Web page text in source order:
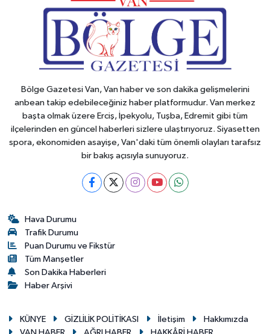
Bölge Gazetesi Van, Van haber ve son dakika gelişmelerini
anbean takip edebileceğiniz haber platformudur. Van merkez
başta olmak üzere Erciş, İpekyolu, Tuşba, Edremit gibi tüm
ilçelerinden en güncel haberleri sizlere ulaştırıyoruz. Siyasetten
spora, ekonomiden asayişe, Van'daki tüm önemli olayları tarafsız
bir bakış açısıyla sunuyoruz.
Hava Durumu
Trafik Durumu
Puan Durumu ve Fikstür
Tüm Manşetler
Son Dakika Haberleri
Haber Arşivi
KÜNYE GİZLİLİK POLİTİKASI İletişim
Hakkımızda